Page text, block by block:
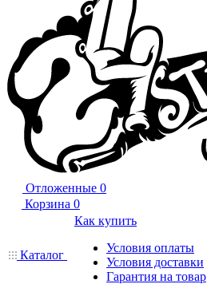
Отложенные 0
Корзина 0
Каталог
Как купить
Условия оплаты
Условия доставки
Гарантия на товар